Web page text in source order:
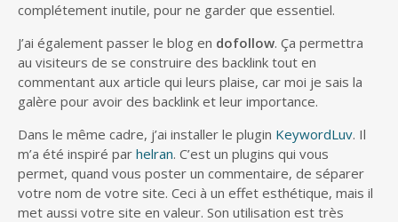
complétement inutile, pour ne garder que essentiel.
J’ai également passer le blog en dofollow. Ça permettra
au visiteurs de se construire des backlink tout en
commentant aux article qui leurs plaise, car moi je sais la
galère pour avoir des backlink et leur importance.
Dans le même cadre, j’ai installer le plugin KeywordLuv. Il
m’a été inspiré par helran. C’est un plugins qui vous
permet, quand vous poster un commentaire, de séparer
votre nom de votre site. Ceci à un effet esthétique, mais il
met aussi votre site en valeur. Son utilisation est très